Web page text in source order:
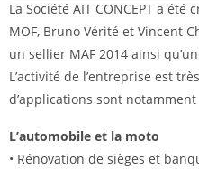
La Société AIT CONCEPT a
MOF, Bruno Vérité et Vincent
un sellier MAF 2014 ainsi
L’activité de l’entreprise est
d’applications sont notamment
L’automobile et la moto
• Rénovation de sièges et